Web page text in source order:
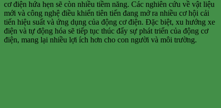
cơ điện hứa hẹn sẽ còn nhiều tiềm năng. Các nghiên cứu về vật liệu
mới và công nghệ điều khiển tiên tiến đang mở ra nhiều cơ hội cải
tiến hiệu suất và ứng dụng của động cơ điện. Đặc biệt, xu hướng xe
điện và tự động hóa sẽ tiếp tục thúc đẩy sự phát triển của động cơ
điện, mang lại nhiều lợi ích hơn cho con người và môi trường.